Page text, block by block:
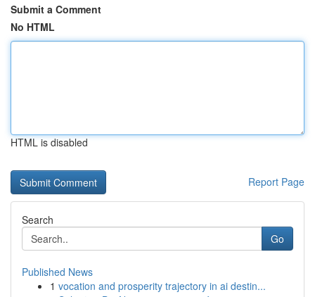
Submit a Comment
No HTML
HTML is disabled
Report Page
Search
Go
Published News
1 vocation and prosperity trajectory in ai destin...